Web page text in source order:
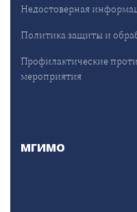
Недостоверная
Политика защиты и
Профилактические
мероприятия
МГИМО